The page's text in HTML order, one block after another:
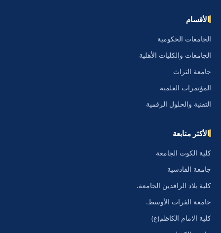
الأقسام
الجامعات الحكومية
الجامعات والكليات الأهلية
جامعة التراث
المؤتمرات العلمية
التقنية والحلول الرقمية
الأكثر متابعة
كلية الكوت الجامعة
جامعة القادسية
كلية بلاد الرافدين الجامعة.
جامعة الفرات الأوسط.
كلية الامام الكاظم(ع)